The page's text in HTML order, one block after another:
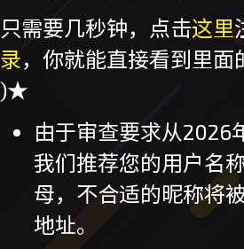
只需要几秒钟，点击这里
录，你就能直接看到里
)★
由于审查要求从2026
我们推荐您的用户名
母，不合适的昵称将
地址。